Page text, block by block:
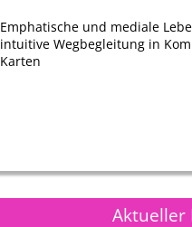
Emphatische und mediale
intuitive Wegbegleitung in
Karten
Aktueller